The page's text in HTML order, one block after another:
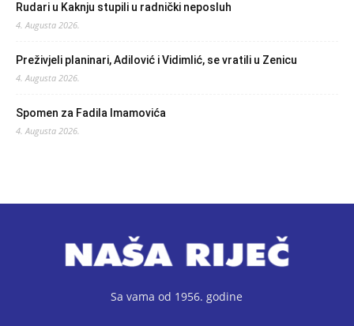
Rudari u Kaknju stupili u radnički neposluh
4. Augusta 2026.
Preživjeli planinari, Adilović i Vidimlić, se vratili u Zenicu
4. Augusta 2026.
Spomen za Fadila Imamovića
4. Augusta 2026.
Sa vama od 1956. godine